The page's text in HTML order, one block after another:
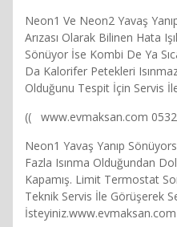
Neon1 Ve Neon2 Yavaş
Arızası Olarak Bilinen Hata
Sönüyor İse Kombi De Ya
Da Kalorifer Petekleri
Olduğunu Tespit İçin Servis
(( www.evmaksan.com
Neon1 Yavaş Yanıp
Fazla Isınma Olduğundan
Kapamış. Limit Termostat
Teknik Servis İle Görüşerek